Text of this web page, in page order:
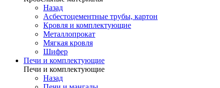
Назад
Асбестоцементные трубы, картон
Кровля и комплектующие
Металлопрокат
Мягкая кровля
Шифер
Печи и комплектующие
Печи и комплектующие
Назад